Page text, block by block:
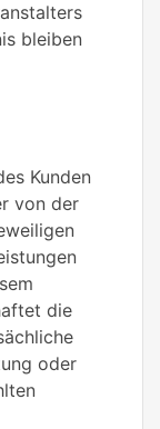
bleiben
Kunden
von der
die
oder